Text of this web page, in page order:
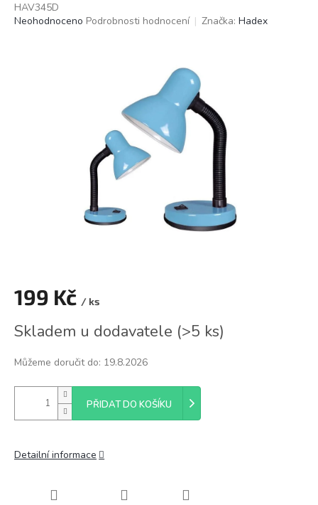
HAV345D
Průměrné
Neohodnoceno Podrobnosti hodnocení Značka: Hadex
199 Kč / ks
cena:
Skladem u dodavatele (>5 ks)
Můžeme doručit do: 19.8.2026
PŘIDAT DO KOŠÍKU
Detailní informace